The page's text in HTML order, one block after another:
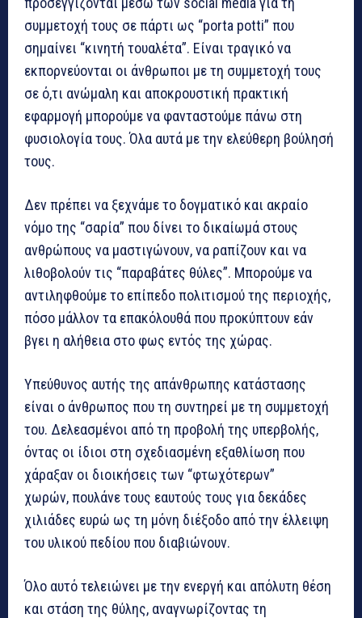
συμμετοχή τους σε πάρτι ως “porta potti” που
σημαίνει “κινητή τουαλέτα”. Είναι τραγικό να
εκπορνεύονται οι άνθρωποι με τη συμμετοχή τους
σε ό,τι ανώμαλη και αποκρουστική πρακτική
εφαρμογή μπορούμε να φανταστούμε πάνω στη
φυσιολογία τους. Όλα αυτά με την ελεύθερη βούλησή
τους.
Δεν πρέπει να ξεχνάμε το δογματικό και ακραίο
νόμο της “σαρία” που δίνει το δικαίωμά στους
ανθρώπους να μαστιγώνουν, να ραπίζουν και να
λιθοβολούν τις “παραβάτες θύλες”. Μπορούμε να
αντιληφθούμε το επίπεδο πολιτισμού της περιοχής,
πόσο μάλλον τα επακόλουθά που προκύπτουν εάν
βγει η αλήθεια στο φως εντός της χώρας.
Υπεύθυνος αυτής της απάνθρωπης κατάστασης
είναι ο άνθρωπος που τη συντηρεί με τη συμμετοχή
του. Δελεασμένοι από τη προβολή της υπερβολής,
όντας οι ίδιοι στη σχεδιασμένη εξαθλίωση που
χάραξαν οι διοικήσεις των “φτωχότερων”
χωρών, πουλάνε τους εαυτούς τους για δεκάδες
χιλιάδες ευρώ ως τη μόνη διέξοδο από την έλλειψη
του υλικού πεδίου που διαβιώνουν.
Όλο αυτό τελειώνει με την ενεργή και απόλυτη θέση
και στάση της θύλης, αναγνωρίζοντας τη